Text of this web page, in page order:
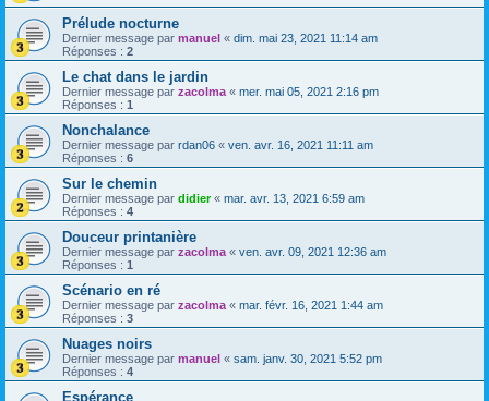
Prélude nocturne
Dernier message par manuel « dim. mai 23, 2021 11:14 am
Réponses : 2
Le chat dans le jardin
Dernier message par zacolma « mer. mai 05, 2021 2:16 pm
Réponses : 1
Nonchalance
Dernier message par rdan06 « ven. avr. 16, 2021 11:11 am
Réponses : 6
Sur le chemin
Dernier message par didier« mar. avr. 13, 2021 6:59 am
Réponses : 4
Douceur printanière
Dernier message par zacolma « ven. avr. 09, 2021 12:36 am
Réponses : 1
Scénario en ré
Dernier message par zacolma « mar. févr. 16, 2021 1:44 am
Réponses : 3
Nuages noirs
Dernier message par manuel « sam. janv. 30, 2021 5:52 pm
Réponses : 4
Espérance